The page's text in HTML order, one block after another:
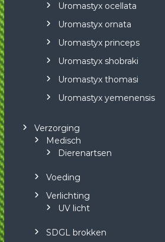
Uromastyx ocellata
Uromastyx ornata
Uromastyx princeps
Uromastyx shobraki
Uromastyx thomasi
Uromastyx yemenensis
Verzorging
Medisch
Dierenartsen
Voeding
Verlichting
UV licht
SDGL brokken